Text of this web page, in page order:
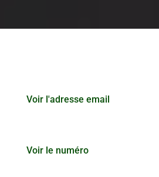
Voir l'adresse email
Voir le numéro